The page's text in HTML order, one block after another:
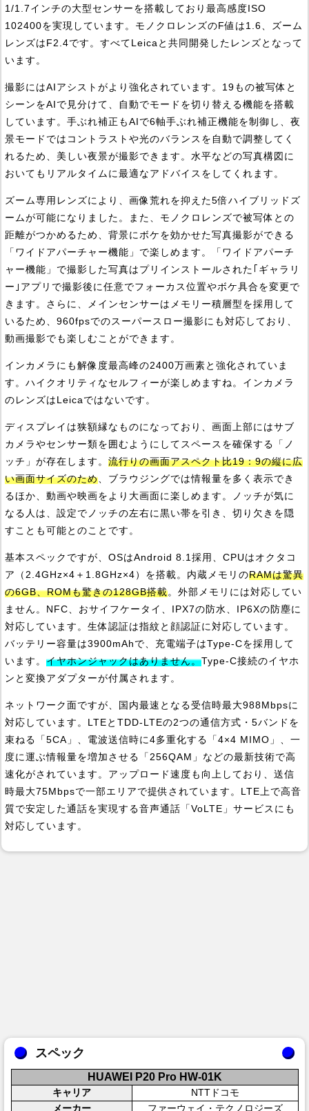
1/1.7インチの大型センサーを搭載しており最高感度ISO
102400を実現しています。モノクロレンズのF値は1.6、ズーム
レンズはF2.4です。すべてLeicaと共同開発したレンズとなって
います。
撮影にはAIアシストがより強化されています。19もの被写体と
シーンをAIで見分けて、自動でモードを切り替える機能を搭載
しています。手ぶれ補正もAIで6軸手ぶれ補正機能を制御し、夜
景モードではコントラストや光のバランスを自動で調整してく
れるため、美しい夜景が撮影できます。水平などの写真構図に
おいてもリアルタイムに最適なアドバイスをしてくれます。
ズーム専用レンズにより、画像荒れを抑えた5倍ハイブリッドズ
ームが可能になりました。また、モノクロレンズで被写体との
距離がつかめるため、背景にボケを効かせた写真撮影ができる
「ワイドアパーチャー機能」で楽しめます。「ワイドアパーチ
ャー機能」で撮影した写真はプリインストールされた｢ギャラリ
ー｣アプリで撮影後に任意でフォーカス位置やボケ具合を変更で
きます。さらに、メインセンサーはメモリー積層型を採用して
いるため、960fpsでのスーパースロー撮影にも対応しており、
動画撮影でも楽しむことができます。
インカメラにも解像度最高峰の2400万画素と強化されていま
す。ハイクオリティなセルフィーが楽しめますね。インカメラ
のレンズはLeicaではないです。
ディスプレイは狭額縁なものになっており、画面上部にはサブ
カメラやセンサー類を囲むようにしてスペースを確保する「ノ
ッチ」が存在します。 流行りの画面アスペクト比19：9の縦に広
い画面サイズのため、ブラウジングでは情報量を多く表示でき
るほか、動画や映画をより大画面に楽しめます。ノッチが気に
なる人は、設定でノッチの左右に黒い帯を引き、切り欠きを隠
すことも可能とのことです。
基本スペックですが、OSはAndroid 8.1採用、CPUはオクタコ
ア（2.4GHz×4＋1.8GHz×4）を搭載。内蔵メモリのRAMは驚異
の6GB、ROMも驚きの128GB搭載。外部メモリには対応してい
ません。NFC、おサイフケータイ、IPX7の防水、IP6Xの防塵に
対応しています。生体認証は指紋と顔認証に対応しています。
バッテリー容量は3900mAhで、充電端子はType-Cを採用して
います。 イヤホンジャックはありません。Type-C接続のイヤホ
ンと変換アダプターが付属されます。
ネットワーク面ですが、国内最速となる受信時最大988Mbpsに
対応しています。LTEとTDD-LTEの2つの通信方式・5バンドを
束ねる「5CA」、電波送信時に4多重化する「4×4 MIMO」、一
度に運ぶ情報量を増加させる「256QAM」などの最新技術で高
速化がされています。アップロード速度も向上しており、送信
時最大75Mbpsで一部エリアで提供されています。LTE上で高音
質で安定した通話を実現する音声通話「VoLTE」サービスにも
対応しています。
スペック
HUAWEI P20 Pro HW-01K
キャリア
NTTドコモ
メーカー
ファーウェイ・テクノロジーズ